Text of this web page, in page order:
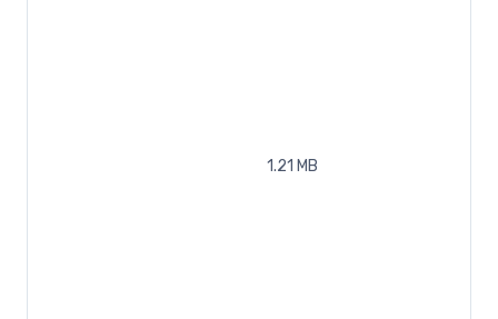
1.21 MB